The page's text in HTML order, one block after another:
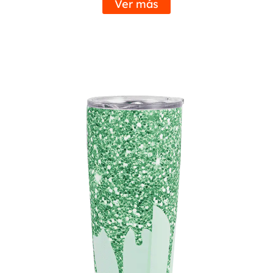
día festivo o una ocasión especial, regale comodidad
para su rutina diaria. Con su inigualable retención de
temperatura, construcción duradera y diseño
elegante, es la solución para mantener tus bebidas
calientes o frías dondequiera que te lleve la vida.
Dígale adiós al café tibio y al agua helada derretida:
cámbiese a nuestro termo hoy y experimente la
diferencia usted mismo.
Ver más